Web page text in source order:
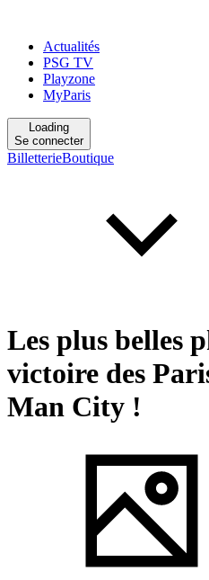
Actualités
PSG TV
Playzone
MyParis
Loading
Se connecter
BilletterieBoutique
Les plus belles
victoire des
Man City !